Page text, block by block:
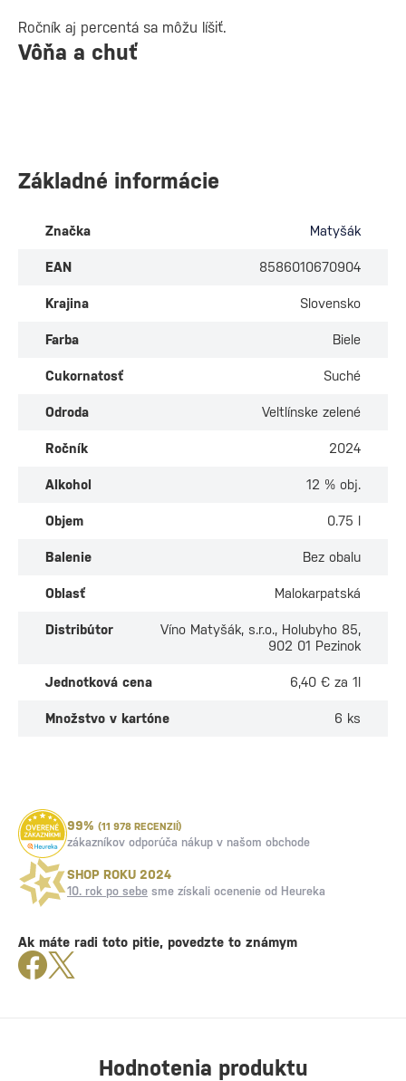
Ročník aj percentá sa môžu líšiť.
Vôňa a chuť
Základné informácie
Značka Matyšák
EAN 8586010670904
Krajina Slovensko
Farba Biele
Cukornatosť Suché
Odroda Veltlínske zelené
Ročník 2024
Alkohol 12 % obj.
Objem 0.75 l
Balenie Bez obalu
Oblasť Malokarpatská
Distribútor
Víno Matyšák, s.r.o., Holubyho 85,
902 01 Pezinok
Jednotková cena 6,40 € za 1l
Množstvo v kartóne 6 ks
Hodnotenia produktu
99% (11 978 RECENZIÍ)
zákazníkov odporúča nákup v našom obchode
SHOP ROKU 2024
10. rok po sebe sme získali ocenenie od Heureka
Ak máte radi toto pitie, povedzte to známym